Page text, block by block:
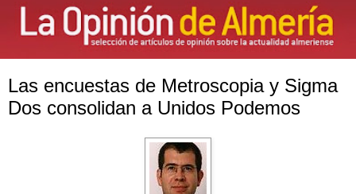
Las encuestas de Metroscopia y Sigma
Dos consolidan a Unidos Podemos